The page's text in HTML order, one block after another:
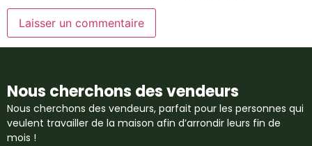
Nous cherchons des vendeurs
Nous cherchons des vendeurs, parfait pour les personnes qui
veulent travailler de la maison afin d’arrondir leurs fin de
mois !